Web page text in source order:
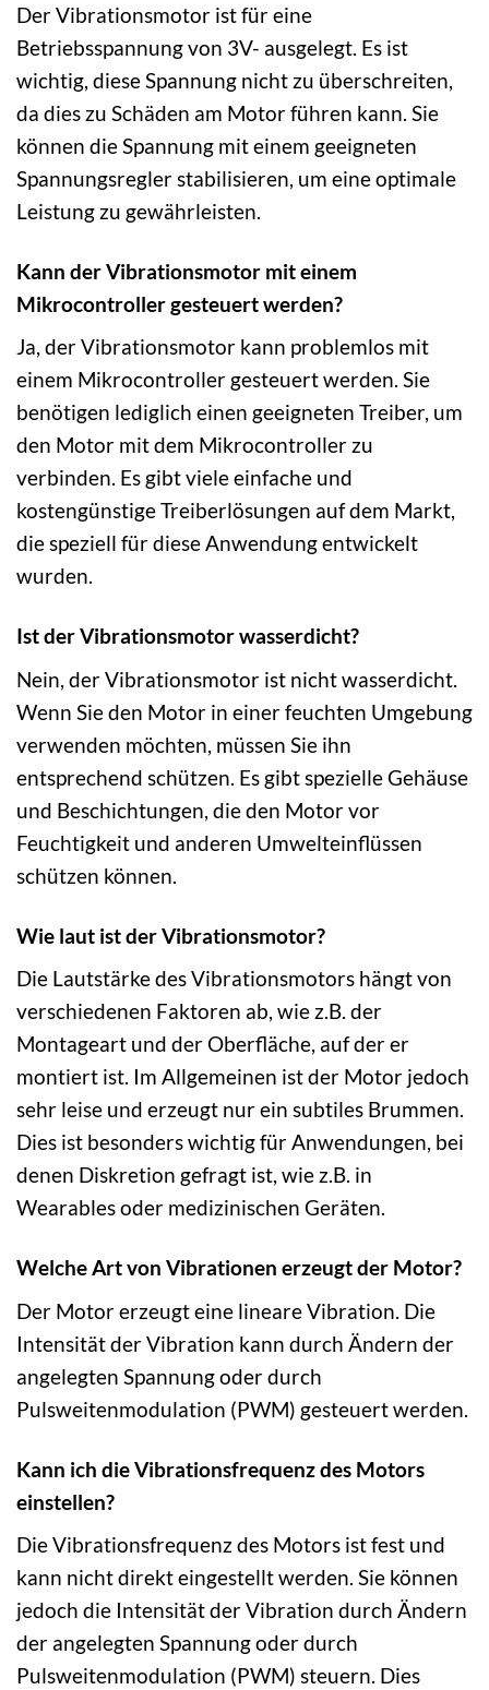
Der Vibrationsmotor ist für eine
Betriebsspannung von 3V- ausgelegt. Es ist
wichtig, diese Spannung nicht zu überschreiten,
da dies zu Schäden am Motor führen kann. Sie
können die Spannung mit einem geeigneten
Spannungsregler stabilisieren, um eine optimale
Leistung zu gewährleisten.
Kann der Vibrationsmotor mit einem
Mikrocontroller gesteuert werden?
Ja, der Vibrationsmotor kann problemlos mit
einem Mikrocontroller gesteuert werden. Sie
benötigen lediglich einen geeigneten Treiber, um
den Motor mit dem Mikrocontroller zu
verbinden. Es gibt viele einfache und
kostengünstige Treiberlösungen auf dem Markt,
die speziell für diese Anwendung entwickelt
wurden.
Ist der Vibrationsmotor wasserdicht?
Nein, der Vibrationsmotor ist nicht wasserdicht.
Wenn Sie den Motor in einer feuchten Umgebung
verwenden möchten, müssen Sie ihn
entsprechend schützen. Es gibt spezielle Gehäuse
und Beschichtungen, die den Motor vor
Feuchtigkeit und anderen Umwelteinflüssen
schützen können.
Wie laut ist der Vibrationsmotor?
Die Lautstärke des Vibrationsmotors hängt von
verschiedenen Faktoren ab, wie z.B. der
Montageart und der Oberfläche, auf der er
montiert ist. Im Allgemeinen ist der Motor jedoch
sehr leise und erzeugt nur ein subtiles Brummen.
Dies ist besonders wichtig für Anwendungen, bei
denen Diskretion gefragt ist, wie z.B. in
Wearables oder medizinischen Geräten.
Welche Art von Vibrationen erzeugt der Motor?
Der Motor erzeugt eine lineare Vibration. Die
Intensität der Vibration kann durch Ändern der
angelegten Spannung oder durch
Pulsweitenmodulation (PWM) gesteuert werden.
Kann ich die Vibrationsfrequenz des Motors
einstellen?
Die Vibrationsfrequenz des Motors ist fest und
kann nicht direkt eingestellt werden. Sie können
jedoch die Intensität der Vibration durch Ändern
der angelegten Spannung oder durch
Pulsweitenmodulation (PWM) steuern. Dies